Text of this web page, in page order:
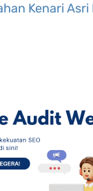
Kenari Asri